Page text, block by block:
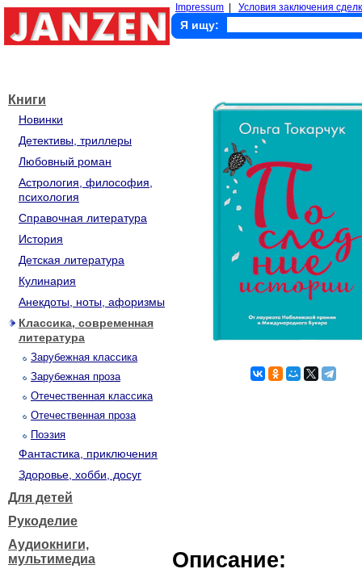
Impressum Условия заключения
Я ищу:
Книги
Новинки
Детективы, триллеры
Любовный роман
Астрология, философия,
психология
Справочная литература
История
Детская литература
Кулинария
Анекдоты, ноты, афоризмы
Классика, современная
литература
Зарубежная классика
Зарубежная проза
Отечественная классика
Отечественная проза
Поэзия
Фантастика, приключения
Здоровье, хобби, досуг
Для детей
Рукоделие
Аудиокниги,
мультимедиа
Описание: